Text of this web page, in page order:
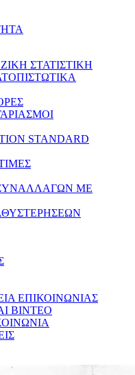
ΣΤΑΤΙΣΤΙΚΗ
STANDARD
ΜΕ
ΕΠΙΚΟΙΝΩΝΙΑΣ
ΒΙΝΤΕΟ